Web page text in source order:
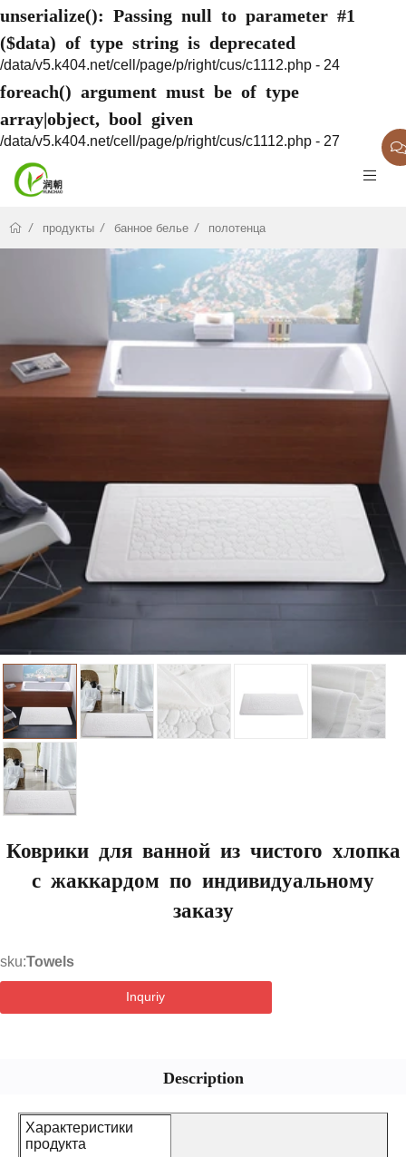
unserialize(): Passing null to parameter #1
($data) of type string is deprecated
/data/v5.k404.net/cell/page/p/right/cus/c1112.php - 24
foreach() argument must be of type
array|object, bool given
/data/v5.k404.net/cell/page/p/right/cus/c1112.php - 27
продукты банное белье полотенца
Коврики для ванной из чистого хлопка
с жаккардом по индивидуальному
заказу
sku:Towels
Inquriy
Description
Характеристики
продукта